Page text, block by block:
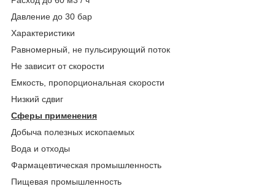
Давление до 30 бар
Характеристики
Равномерный, не пульсирующий поток
Не зависит от скорости
Емкость, пропорциональная скорости
Низкий сдвиг
Сферы применения
Добыча полезных ископаемых
Вода и отходы
Фармацевтическая промышленность
Пищевая промышленность